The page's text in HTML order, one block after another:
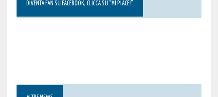
DIVENTA FAN SU FACEBOOK, CLICCA SU “MI PIACE!”